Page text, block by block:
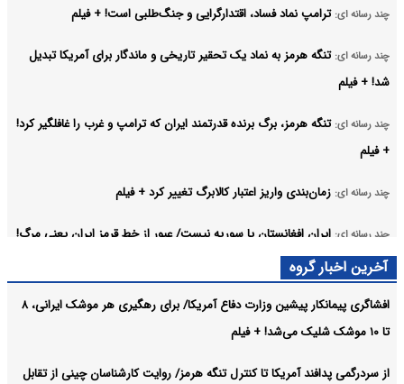
چند رسانه ای: ترامپ نماد فساد، اقتدارگرایی و جنگ‌طلبی است! + فیلم
چند رسانه ای: تنگه هرمز به نماد یک تحقیر تاریخی و ماندگار برای آمریکا تبدیل
شد! + فیلم
چند رسانه ای: تنگه هرمز، برگ برنده قدرتمند ایران که ترامپ و غرب را غافلگیر کرد!
+ فیلم
چند رسانه ای: زمان‌بندی واریز اعتبار کالابرگ تغییر کرد + فیلم
چند رسانه ای: ایران افغانستان یا سوریه نیست/ عبور از خط قرمز ایران یعنی مرگ!
+ فیلم
چند رسانه ای: بازگشت ۳ میلیون و ۱۷ هزار زائر اربعین به کشور + فیلم
چند رسانه ای:
عصبانیت تحلیلگر کویتی از توافق ایران و عمان بر سر تنگه هرمز! +
فیلم
آخرین اخبار گروه
افشاگری پیمانکار پیشین وزارت دفاع آمریکا/ برای رهگیری هر موشک ایرانی، ۸
تا ۱۰ موشک شلیک می‌شد! + فیلم
از سردرگمی پدافند آمریکا تا کنترل تنگه هرمز/ روایت کارشناسان چینی از تقابل